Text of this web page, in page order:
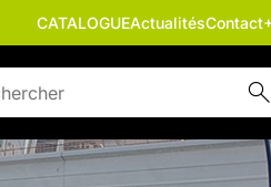
CATALOGUEActualitésContact